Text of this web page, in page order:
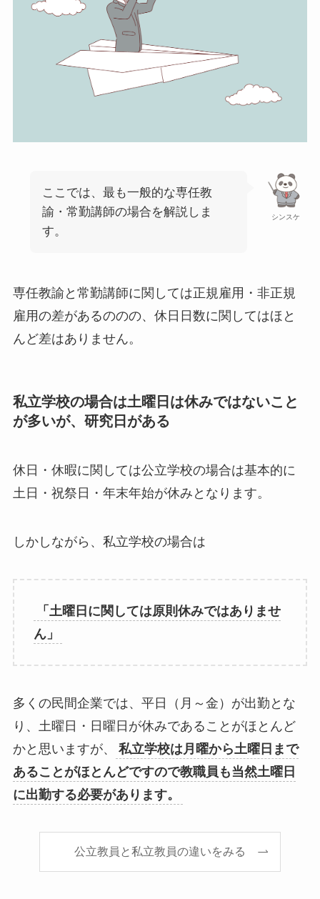
シンスケ
ここでは、最も一般的な専任教
諭・常勤講師の場合を解説しま
す。
専任教諭と常勤講師に関しては正規雇用・非正規
雇用の差があるののの、休日日数に関してはほと
んど差はありません。
私立学校の場合は土曜日は休みではないこと
が多いが、研究日がある
休日・休暇に関しては公立学校の場合は基本的に
土日・祝祭日・年末年始が休みとなります。
しかしながら、私立学校の場合は
「土曜日に関しては原則休みではありませ
ん」
多くの民間企業では、平日（月～金）が出勤とな
り、土曜日・日曜日が休みであることがほとんど
かと思いますが、
私立学校は月曜から土曜日まで
あることがほとんどですので教職員も当然土曜日
に出勤する必要があります。
公立教員と私立教員の違いをみる